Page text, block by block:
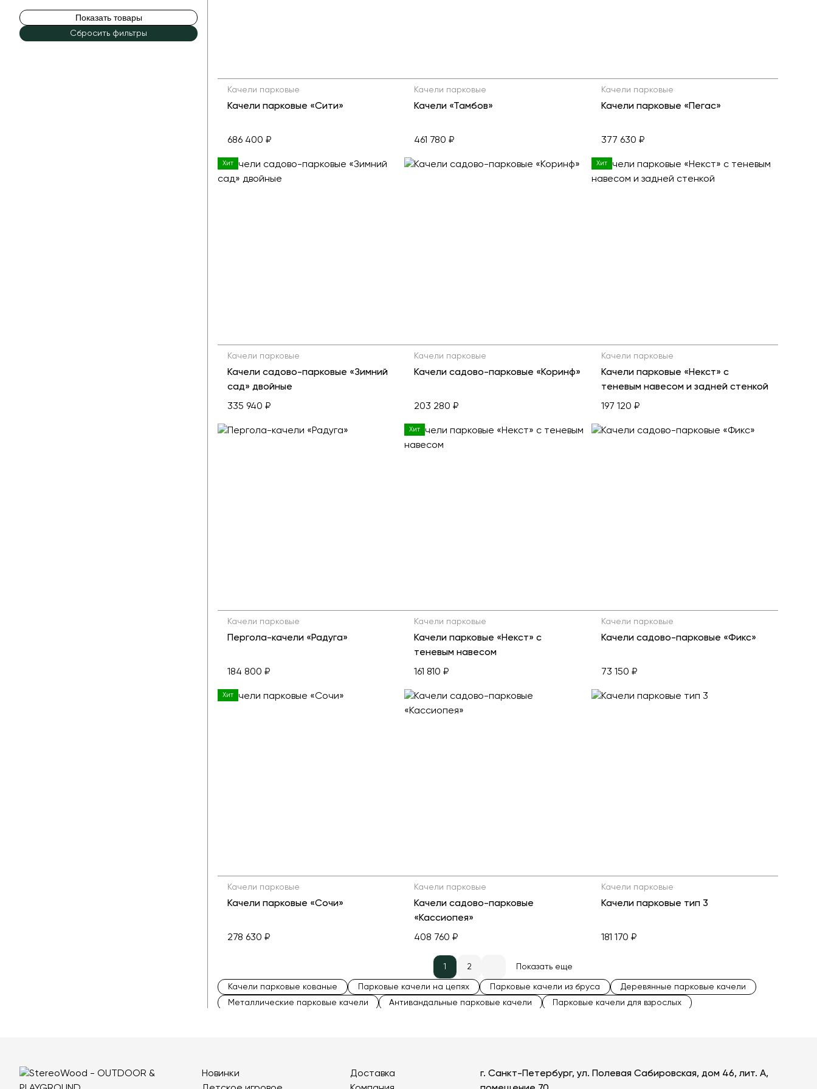
Игровые элементы
Показать все товары
Показать товары
Сбросить фильтры
Качели парковые
Качели парковые «Сити»
686 400 ₽
Качели парковые
Качели «Тамбов»
461 780 ₽
Качели парковые
Качели парковые «Пегас»
377 630 ₽
Хит
Качели парковые
Качели садово-парковые «Зимний
сад» двойные
335 940 ₽
Качели парковые
Качели садово-парковые «Коринф»
203 280 ₽
Хит
Качели парковые
Качели парковые «Некст» с
теневым навесом и задней стенкой
197 120 ₽
Качели парковые
Пергола-качели «Радуга»
184 800 ₽
Хит
Качели парковые
Качели парковые «Некст» с
теневым навесом
161 810 ₽
Качели парковые
Качели садово-парковые «Фикс»
73 150 ₽
Хит
Качели парковые
Качели парковые «Сочи»
278 630 ₽
Качели парковые
Качели садово-парковые
«Кассиопея»
408 760 ₽
Качели парковые
Качели парковые тип 3
181 170 ₽
1 2 Показать еще
Качели парковые кованые Парковые качели на цепях Парковые качели из бруса
Деревянные парковые качели
Металлические парковые качели
Антивандальные парковые качели
Парковые качели для взрослых
Новинки
Доставка
г. Санкт-Петербург, ул. Полевая Сабировская, дом 46, лит. А,